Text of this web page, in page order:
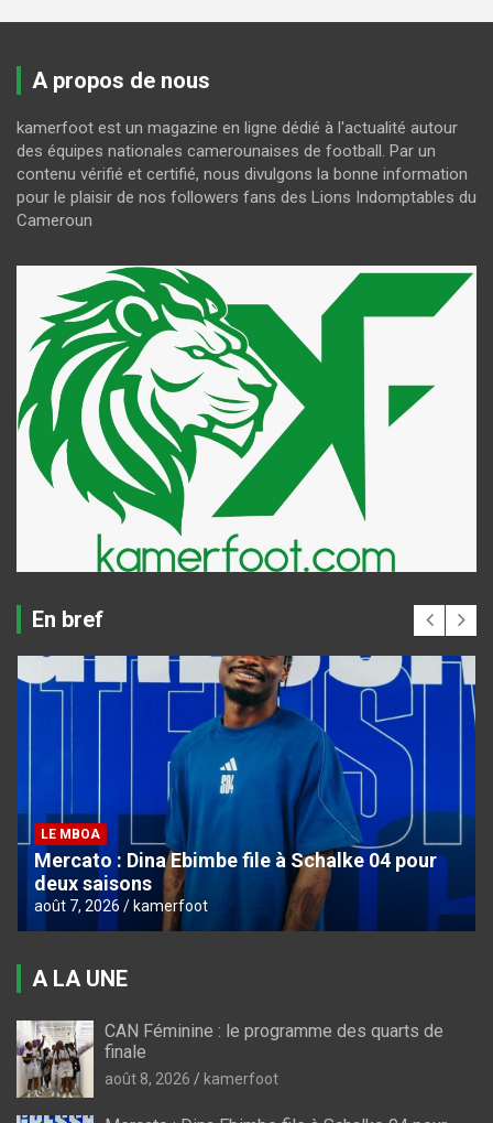
A propos de nous
kamerfoot est un magazine en ligne dédié à l'actualité autour
des équipes nationales camerounaises de football. Par un
contenu vérifié et certifié, nous divulgons la bonne information
pour le plaisir de nos followers fans des Lions Indomptables du
Cameroun
En bref
LE MBOA
Mercato : Dina Ebimbe file à Schalke 04 pour
deux saisons
août 7, 2026 kamerfoot
A LA UNE
CAN Féminine : le programme des quarts de
finale
août 8, 2026 kamerfoot